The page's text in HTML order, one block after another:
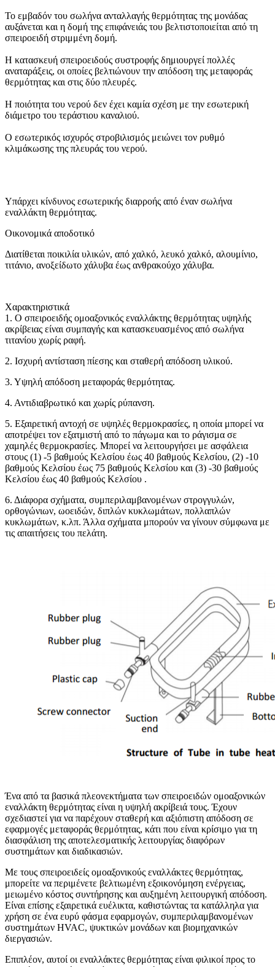
Το εμβαδόν του σωλήνα ανταλλαγής θερμότητας της μονάδας
αυξάνεται και η δομή της επιφάνειάς του βελτιστοποιείται από τη
σπειροειδή στριμμένη δομή.
Η κατασκευή σπειροειδούς συστροφής δημιουργεί πολλές
αναταράξεις, οι οποίες βελτιώνουν την απόδοση της μεταφοράς
θερμότητας και στις δύο πλευρές.
Η ποιότητα του νερού δεν έχει καμία σχέση με την εσωτερική
διάμετρο του τεράστιου καναλιού.
Ο εσωτερικός ισχυρός στροβιλισμός μειώνει τον ρυθμό
κλιμάκωσης της πλευράς του νερού.
Υπάρχει κίνδυνος εσωτερικής διαρροής από έναν σωλήνα
εναλλάκτη θερμότητας.
Οικονομικά αποδοτικό
Διατίθεται ποικιλία υλικών, από χαλκό, λευκό χαλκό, αλουμίνιο,
τιτάνιο, ανοξείδωτο χάλυβα έως ανθρακούχο χάλυβα.
Χαρακτηριστικά
1. Ο σπειροειδής ομοαξονικός εναλλάκτης θερμότητας υψηλής
ακρίβειας είναι συμπαγής και κατασκευασμένος από σωλήνα
τιτανίου χωρίς ραφή.
2. Ισχυρή αντίσταση πίεσης και σταθερή απόδοση υλικού.
3. Υψηλή απόδοση μεταφοράς θερμότητας.
4. Αντιδιαβρωτικό και χωρίς ρύπανση.
5. Εξαιρετική αντοχή σε υψηλές θερμοκρασίες, η οποία μπορεί να
αποτρέψει τον εξατμιστή από το πάγωμα και το ράγισμα σε
χαμηλές θερμοκρασίες. Μπορεί να λειτουργήσει με ασφάλεια
στους (1) -5 βαθμούς Κελσίου έως 40 βαθμούς Κελσίου, (2) -10
βαθμούς Κελσίου έως 75 βαθμούς Κελσίου και (3) -30 βαθμούς
Κελσίου έως 40 βαθμούς Κελσίου .
6. Διάφορα σχήματα, συμπεριλαμβανομένων στρογγυλών,
ορθογώνιων, ωοειδών, διπλών κυκλωμάτων, πολλαπλών
κυκλωμάτων, κ.λπ. Άλλα σχήματα μπορούν να γίνουν σύμφωνα με
τις απαιτήσεις του πελάτη.
Ένα από τα βασικά πλεονεκτήματα των σπειροειδών ομοαξονικών
εναλλάκτη θερμότητας είναι η υψηλή ακρίβειά τους. Έχουν
σχεδιαστεί για να παρέχουν σταθερή και αξιόπιστη απόδοση σε
εφαρμογές μεταφοράς θερμότητας, κάτι που είναι κρίσιμο για τη
διασφάλιση της αποτελεσματικής λειτουργίας διαφόρων
συστημάτων και διαδικασιών.
Με τους σπειροειδείς ομοαξονικούς εναλλάκτες θερμότητας,
μπορείτε να περιμένετε βελτιωμένη εξοικονόμηση ενέργειας,
μειωμένο κόστος συντήρησης και αυξημένη λειτουργική απόδοση.
Είναι επίσης εξαιρετικά ευέλικτα, καθιστώντας τα κατάλληλα για
χρήση σε ένα ευρύ φάσμα εφαρμογών, συμπεριλαμβανομένων
συστημάτων HVAC, ψυκτικών μονάδων και βιομηχανικών
διεργασιών.
Επιπλέον, αυτοί οι εναλλάκτες θερμότητας είναι φιλικοί προς το